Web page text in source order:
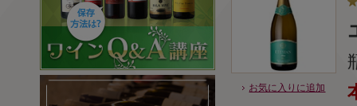
お気に入りに追加